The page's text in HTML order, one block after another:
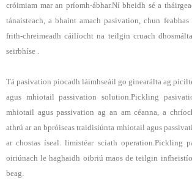
cróimiam mar an príomh-ábhar.Ní bheidh sé a
tánaisteach, a bhaint amach pasivation, chun
frith-chreimeadh cáilíocht na teilgin cruach
seirbhíse .
Tá pasivation piocadh láimhseáil go ginearálta ag
agus mhiotail passivation solution.Pickling
mhiotail agus passivation ag an am céanna, a
athrú ar an bpróiseas traidisiúnta mhiotail agus
ar chostas íseal. limistéar sciath operation.Pickling
oiriúnach le haghaidh oibriú maos de teilgin
beag.